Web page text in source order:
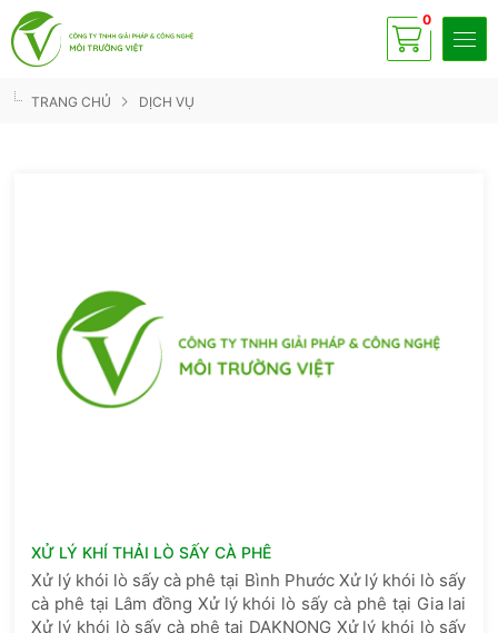
Có 0
sp
TRANG CHỦ DỊCH VỤ
XỬ LÝ KHÍ THẢI LÒ SẤY CÀ PHÊ
Xử lý khói lò sấy cà phê tại Bình Phước Xử lý khói lò sấy
cà phê tại Lâm đồng Xử lý khói lò sấy cà phê tại Gia lai
Xử lý khói lò sấy cà phê tại DAKNONG Xử lý khói lò sấy